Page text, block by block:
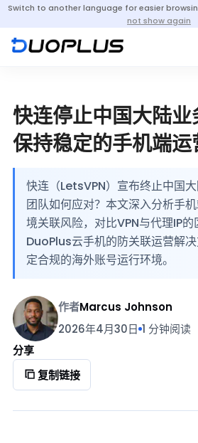
Switch to another language for easier
not show again
快连停止中国大陆
保持稳定的手机端运
快连（LetsVPN）宣布终止中国
团队如何应对？本文深入分析手
境关联风险，对比VPN与代理IP
DuoPlus云手机的防关联运营解
定合规的海外账号运行环境。
作者Marcus Johnson
2026年4月30日 1 分钟阅读
分享
复制链接